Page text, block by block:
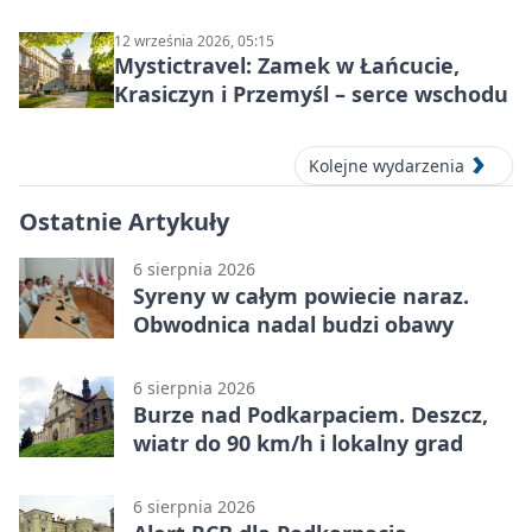
12 września 2026, 05:15
Mystictravel: Zamek w Łańcucie,
Krasiczyn i Przemyśl – serce wschodu
Kolejne wydarzenia
Ostatnie Artykuły
6 sierpnia 2026
Syreny w całym powiecie naraz.
Obwodnica nadal budzi obawy
6 sierpnia 2026
Burze nad Podkarpaciem. Deszcz,
wiatr do 90 km/h i lokalny grad
6 sierpnia 2026